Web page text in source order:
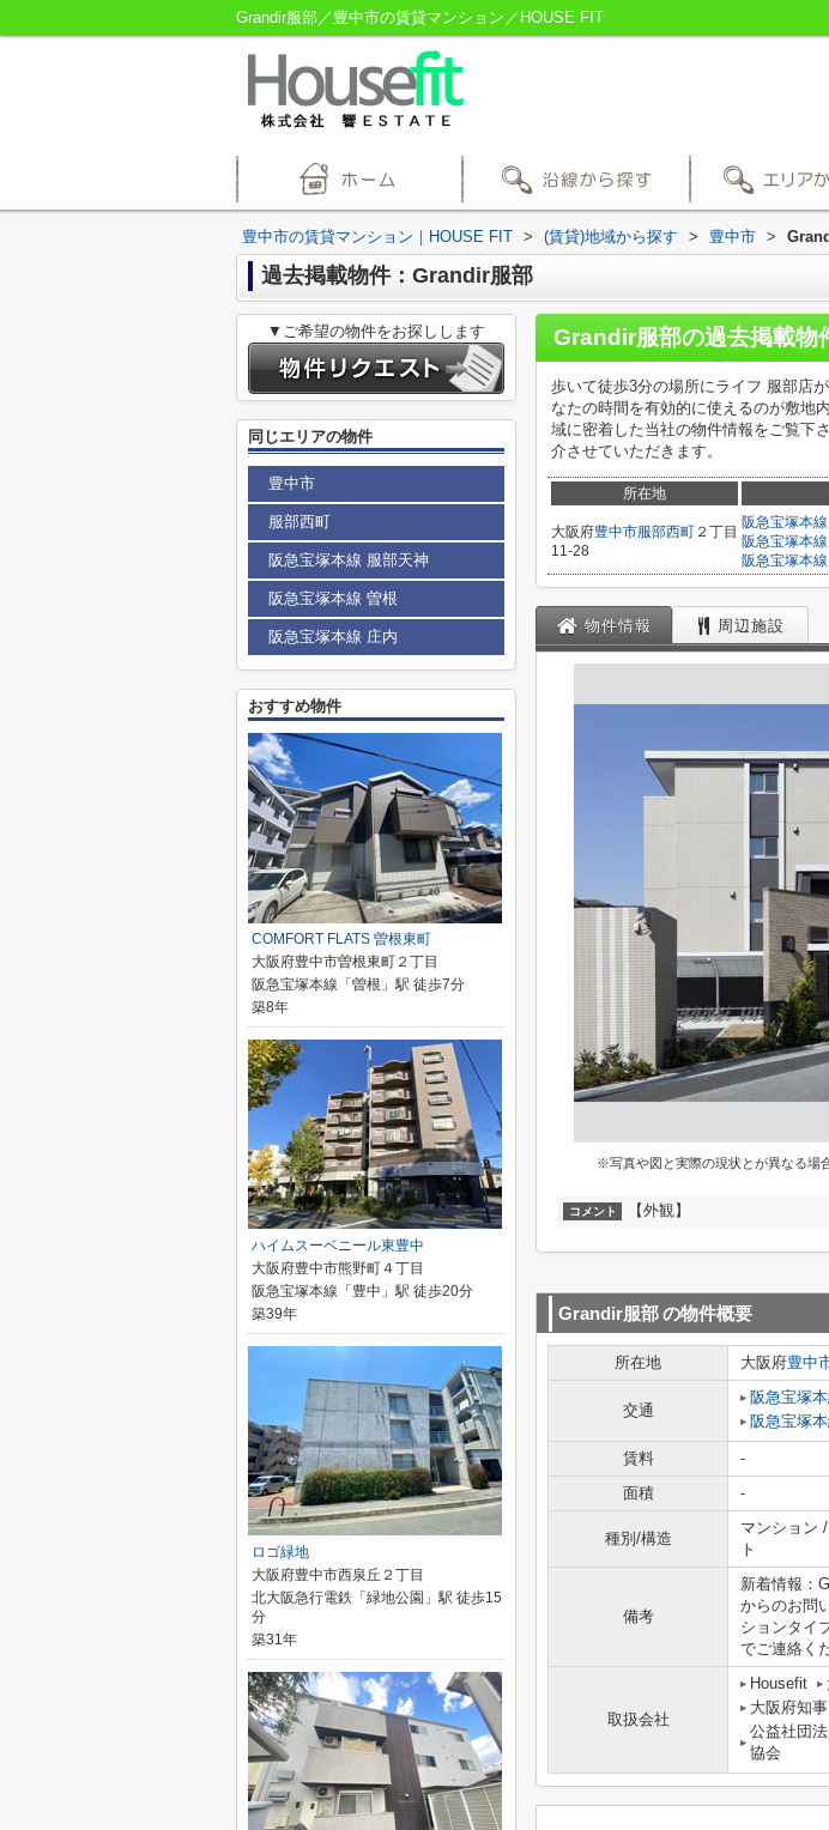
Grandir服部／豊中市の賃貸マンション／HOUSE FIT
豊中市の賃貸マンション｜HOUSE FIT > (賃貸)地域から探す > 豊中市 >
過去掲載物件：Grandir服部
Grandir服部の過去掲載物
歩いて徒歩3分の場所にライフ 服部店
なたの時間を有効的に使えるのが敷地
域に密着した当社の物件情報をご覧下
介させていただきます。
所在地
大阪府豊中市服部西町 ２丁目
11-28
阪急宝塚本線
阪急宝塚本線
阪急宝塚本線
物件情報 周辺施設
※写真や図と実際の現状とが異なる場
コメント 【外観】
Grandir服部の物件概要
所在地 大阪府豊中
交通
阪急宝塚
阪急宝塚
賃料 -
面積
-
種別/構造
マンション
ト
備考
新着情報：
からのお問
ションタイ
でご連絡く
取扱会社
Housefit
大阪府知
公益社団
協会
▼ご希望の物件をお探しします
同じエリアの物件
豊中市
服部西町
阪急宝塚本線 服部天神
阪急宝塚本線 曽根
阪急宝塚本線 庄内
おすすめ物件
COMFORT FLATS 曽根東町
大阪府豊中市曽根東町２丁目
阪急宝塚本線「曽根」駅 徒歩7分
築8年
ハイムスーベニール東豊中
大阪府豊中市熊野町４丁目
阪急宝塚本線「豊中」駅 徒歩20分
築39年
ロゴ緑地
大阪府豊中市西泉丘２丁目
北大阪急行電鉄「緑地公園」駅 徒歩15
分
築31年